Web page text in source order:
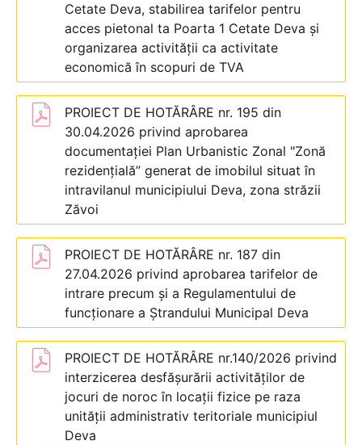
Cetate Deva, stabilirea tarifelor pentru
acces pietonal ta Poarta 1 Cetate Deva și
organizarea activității ca activitate
economică în scopuri de TVA
PROIECT DE HOTĂRÂRE nr. 195 din
30.04.2026 privind aprobarea
documentației Plan Urbanistic Zonal "Zonă
rezidențială” generat de imobilul situat în
intravilanul municipiului Deva, zona străzii
Zăvoi
PROIECT DE HOTĂRÂRE nr. 187 din
27.04.2026 privind aprobarea tarifelor de
intrare precum și a Regulamentului de
funcționare a Ștrandului Municipal Deva
PROIECT DE HOTĂRÂRE nr.140/2026 privind
interzicerea desfășurării activităților de
jocuri de noroc în locații fizice pe raza
unității administrativ teritoriale municipiul
Deva